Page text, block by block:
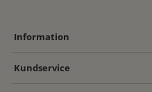
Information
Kundservice